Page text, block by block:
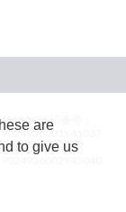
JASRAC許諾番号：
9024936001Y45037
JASRAC許諾番号：
are
to give us